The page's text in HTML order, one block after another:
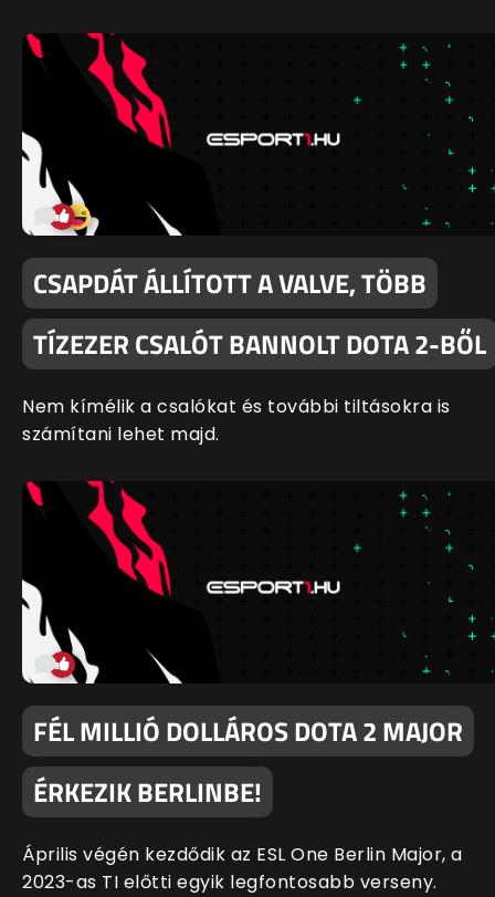
CSAPDÁT ÁLLÍTOTT A VALVE, TÖBB
TÍZEZER CSALÓT BANNOLT DOTA 2-BŐL
Nem kímélik a csalókat és további tiltásokra is
számítani lehet majd.
FÉL MILLIÓ DOLLÁROS DOTA 2 MAJOR
ÉRKEZIK BERLINBE!
Április végén kezdődik az ESL One Berlin Major, a
2023-as TI előtti egyik legfontosabb verseny.